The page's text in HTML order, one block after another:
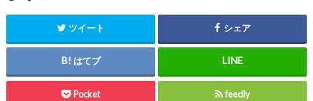
ツイート シェア
はてブ
Pocket feedly